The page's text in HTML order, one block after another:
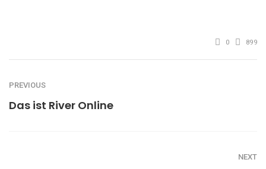
0 899
PREVIOUS
Das ist River Online
NEXT